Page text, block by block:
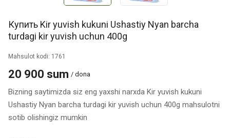
Купить Kir yuvish kukuni Ushastiy Nyan barcha
turdagi kir yuvish uchun 400g
Mahsulot kodi: 1761
20 900 sum / dona
Bizning saytimizda siz eng yaxshi narxda Kir yuvish kukuni
Ushastiy Nyan barcha turdagi kir yuvish uchun 400g mahsulotni
sotib olishingiz mumkin